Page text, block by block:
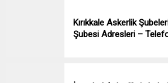
Kırıkkale Askerlik
Şubesi Adresleri –